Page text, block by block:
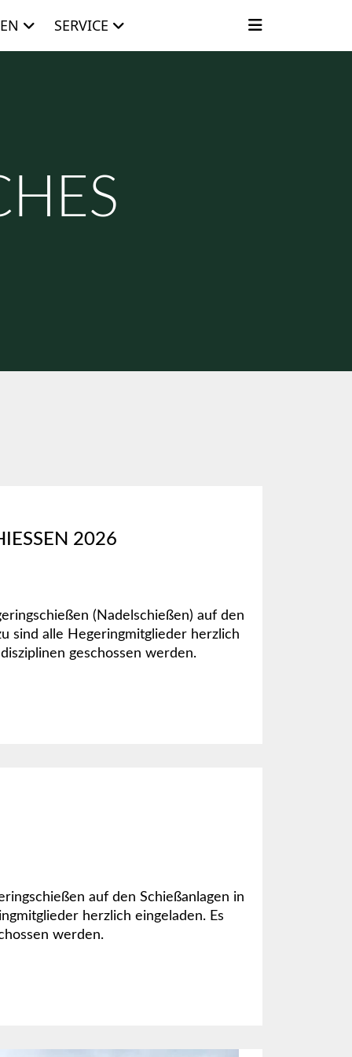
SERVICE
2026
(Nadelschießen) auf den
sind alle Hegeringmitglieder herzlich
geschossen werden.
auf den Schießanlagen in
herzlich eingeladen. Es
werden.